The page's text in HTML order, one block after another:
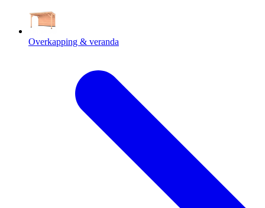
Overkapping & veranda